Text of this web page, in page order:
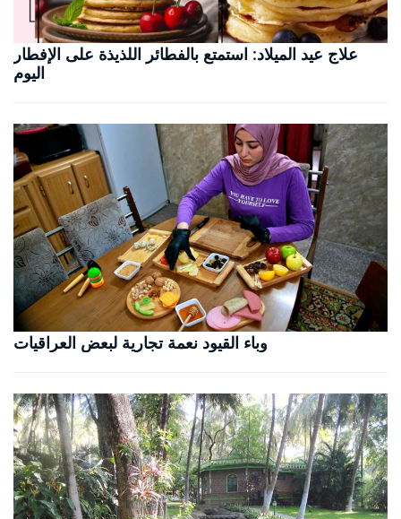
علاج عيد الميلاد: استمتع بالفطائر اللذيذة على الإفطار
اليوم
وباء القيود نعمة تجارية لبعض العراقيات